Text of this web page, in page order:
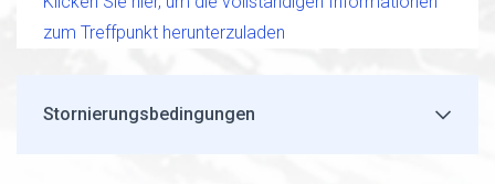
zum Treffpunkt herunterzuladen
Stornierungsbedingungen